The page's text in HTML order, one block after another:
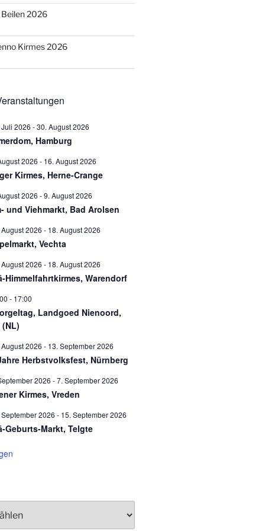
Beilen 2026
Kirmes 2026
2026 -30. August 2026
Hamburg
2026 - 16. August 2026
Kirmes, Herne-Crange
2026 -9. August 2026
und Viehmarkt, Bad Arolsen
August 2026 - 18. August 2026
Vechta
August 2026 - 18. August 2026
Himmelfahrtkirmes, Warendorf
- 17:00
Landgoed Nienoord,
2026 - 13. September 2026
Herbstvolksfest, Nürnberg
2026 -7. September 2026
Kirmes, Vreden
September 2026 - 15. September 2026
Geburts-Markt, Telgte